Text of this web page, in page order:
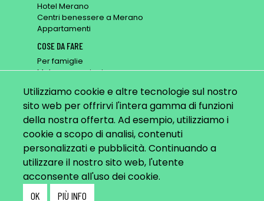
Hotel Merano
Centri benessere a Merano
Appartamenti
COSE DA FARE
Per famiglie
Mete x escursioni
Passeggiate
BLOG
Video: Primavera
Lunghe seerate d'estate
Parcheggi
Utilizziamo cookie e altre tecnologie sul nostro
sito web per offrirvi l'intera gamma di funzioni
della nostra offerta. Ad esempio, utilizziamo i
cookie a scopo di analisi, contenuti
personalizzati e pubblicità. Continuando a
utilizzare il nostro sito web, l'utente
acconsente all'uso dei cookie.
OK PIÙ INFO